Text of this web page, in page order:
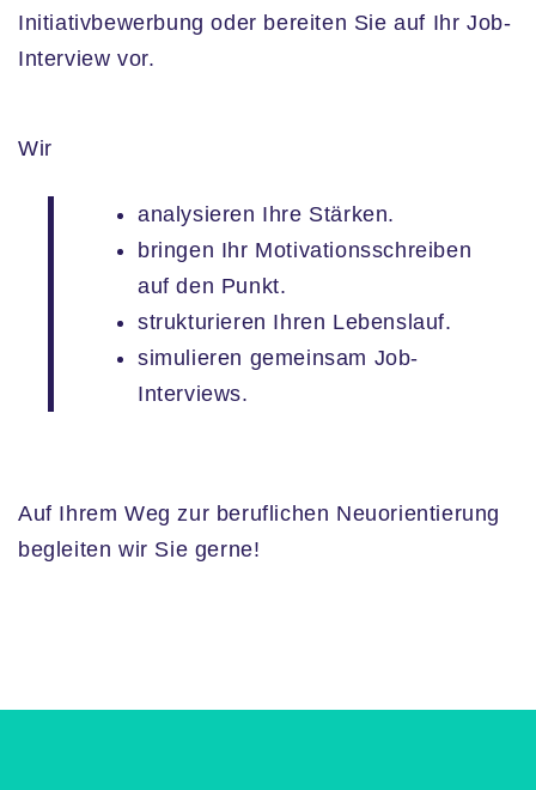
Initiativbewerbung oder bereiten Sie auf Ihr Job-
Interview vor.
Wir
analysieren Ihre Stärken.
bringen Ihr Motivationsschreiben
auf den Punkt.
strukturieren Ihren Lebenslauf.
simulieren gemeinsam Job-
Interviews.
Auf Ihrem Weg zur beruflichen Neuorientierung
begleiten wir Sie gerne!